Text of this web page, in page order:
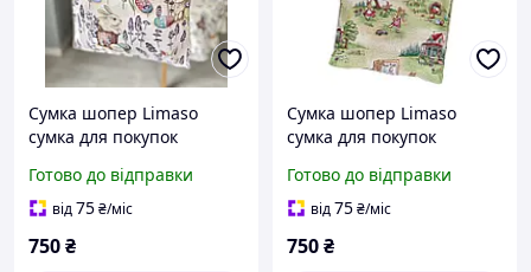
Сумка шопер Limaso
сумка для покупок
Готово до відправки
від75₴/міс
750₴
Сумка шопер Limaso
сумка для покупок
Готово до відправки
від75₴/міс
750₴